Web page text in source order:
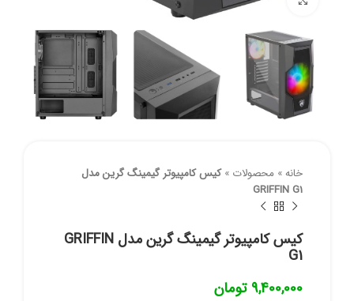
خانه» محصولات »کیس کامپیوتر گیمینگ گرین مدل
GRIFFIN G1
کیس کامپیوتر گیمینگ گرین مدل GRIFFIN
G1
9,400,000 تومان